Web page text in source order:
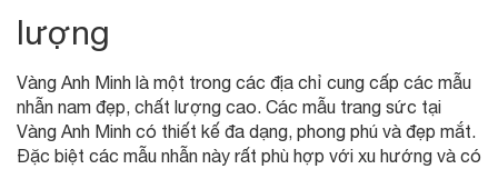
lượng
Vàng Anh Minh là một trong các địa chỉ cung cấp các mẫu
nhẫn nam đẹp, chất lượng cao. Các mẫu trang sức tại
Vàng Anh Minh có thiết kế đa dạng, phong phú và đẹp mắt.
Đặc biệt các mẫu nhẫn này rất phù hợp với xu hướng và có